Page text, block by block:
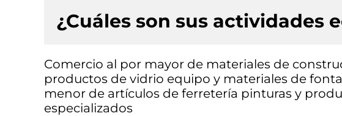
¿Cuáles son sus actividades
Comercio al por mayor de materiales de
productos de vidrio equipo y materiales de
menor de artículos de ferretería pinturas y
especializados